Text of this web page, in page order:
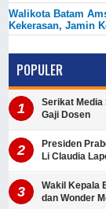
Walikota Batam
Kekerasan, Jamin
POPULER
Serikat Media
Gaji Dosen
Presiden
Li Claudia
Wakil Kepala
dan Wonder